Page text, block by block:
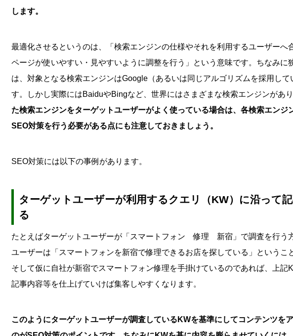
します。
最適化させるというのは、「検索エンジンの仕様やそれを利用するユーザーへ
ページが使いやすい・見やすいように調整を行う」という意味です。ちなみに
は、対象となる検索エンジンはGoogle（あるいは同じアルゴリズムを採用して
す。しかし実際にはBaiduやBingなど、世界にはさまざまな検索エンジンがあ
た検索エンジンをターゲットユーザーがよく使っている場合は、各検索エンジ
SEO対策を行う必要がある点にも注意しておきましょう。
SEO対策には以下の事例があります。
ターゲットユーザーが利用するクエリ（KW）に沿って
る
たとえばターゲットユーザーが「スマートフォン 修理 新宿」で調査を行う
ユーザーは「スマートフォンを新宿で修理できるお店を探している」というこ
そして仮に自社が新宿でスマートフォン修理を手掛けているのであれば、上記
記事内容等を仕上げていけば集客しやすくなります。
このようにターゲットユーザーが調査しているKWを基準にしてコンテンツを